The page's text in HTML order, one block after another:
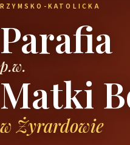
RZYMSKO-KATOLICKA
Parafia
p.w.
Matki
w Żyrardowie